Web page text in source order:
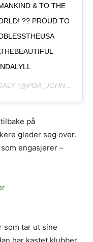
& TO THE
?? PROUD TO
(@PGA_JOHNDALY)
på
gleder seg over.
engasjerer –
som tar ut sine